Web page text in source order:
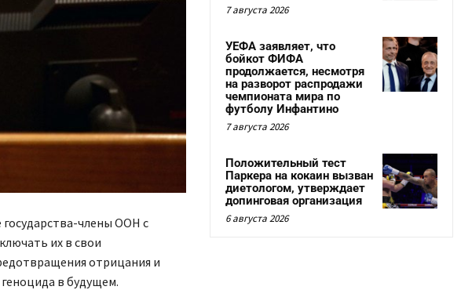
государства-члены ООН с
их в свои
отрицания и
в будущем.
7 августа 2026
УЕФА заявляет, что
бойкот ФИФА
продолжается, несмотря
на разворот распродажи
чемпионата мира по
футболу Инфантино
7 августа 2026
Положительный тест
Паркера на кокаин вызван
диетологом, утверждает
допинговая организация
6 августа 2026